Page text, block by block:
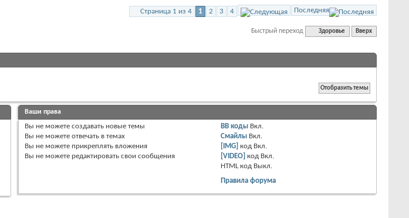
Страница 1 из 4 1 2 3 4 Последняя
Быстрый переход Здоровье Вверх
Ваши права
Вы не можете создавать новые темы
Вы не можете отвечать в темах
Вы не можете прикреплять вложения
Вы не можете редактировать свои сообщения
BB коды Вкл.
Смайлы Вкл.
[IMG] код Вкл.
[VIDEO] код Вкл.
HTML код Выкл.
Правила форума